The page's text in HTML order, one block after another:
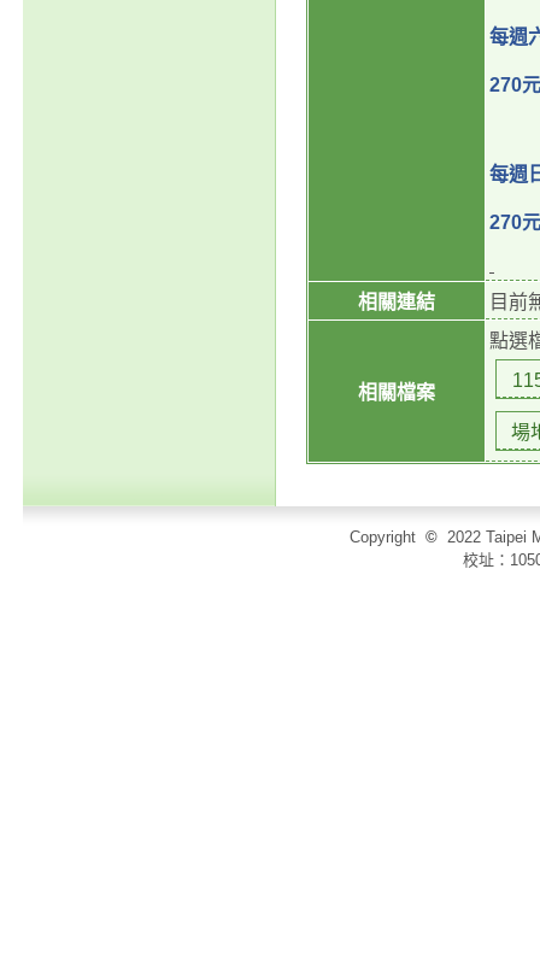
每週
270元
每週
270元
相關連結 目前
相關檔案
點選
場
Copyright © 2022 Taipei
校址：